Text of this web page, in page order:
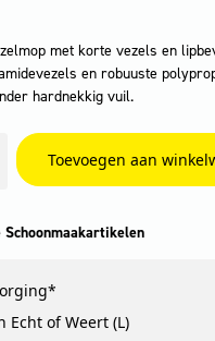
met korte vezels en
en robuuste
hardnekkig vuil.
Toevoegen aan
Schoonmaakartikelen
Echt of Weert (L)